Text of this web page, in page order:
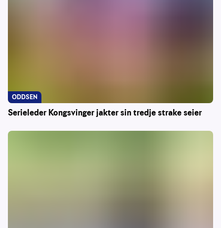
Serieleder Kongsvinger jakter sin tredje strake seier
ODDSEN